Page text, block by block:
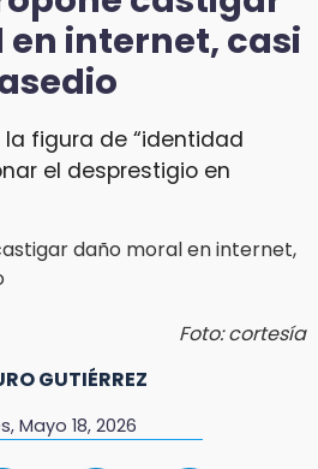
internet, casi
figura de “identidad
el desprestigio en
Foto: cortesía
GUTIÉRREZ
Mayo 18, 2026